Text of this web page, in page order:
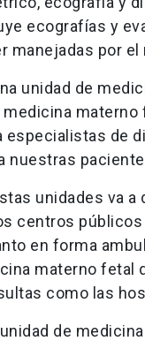
ecografías y
manejadas por
unidad de
materno
de
unidades va
centros
en forma
materno
como las
de